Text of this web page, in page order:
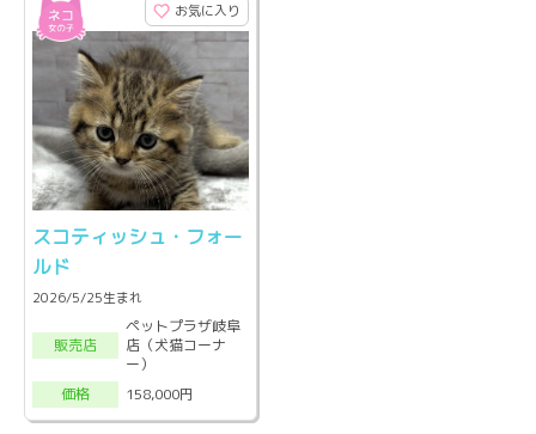
お気に入り
スコティッシュ・フォー
ルド
2026/5/25生まれ
販売店
ペットプラザ岐阜
店（犬猫コーナ
ー）
価格
158,000円